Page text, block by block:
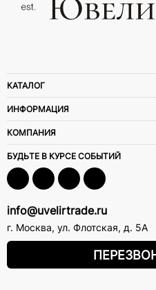
КАТАЛОГ
ИНФОРМАЦИЯ
КОМПАНИЯ
БУДЬТЕ В КУРСЕ СОБЫТИЙ
info@uvelirtrade.ru
г. Москва, ул. Флотская, д. 5А